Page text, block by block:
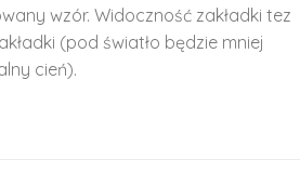
wzór. Widoczność zakładki tez
(pod światło będzie mniej
cień).